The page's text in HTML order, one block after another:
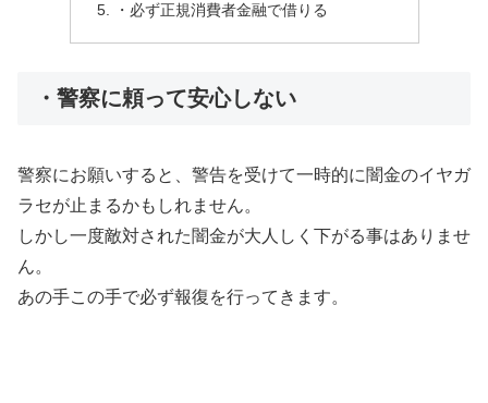
・必ず正規消費者金融で借りる
・警察に頼って安心しない
警察にお願いすると、警告を受けて一時的に闇金のイヤガ
ラセが止まるかもしれません。
しかし一度敵対された闇金が大人しく下がる事はありませ
ん。
あの手この手で必ず報復を行ってきます。